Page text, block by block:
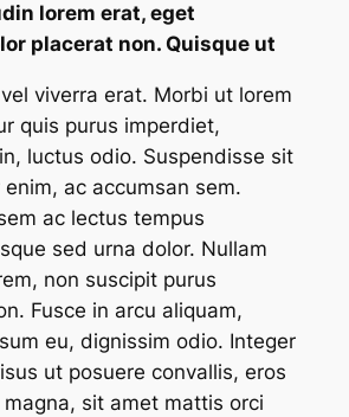
lorem erat, eget
placerat non. Quisque ut
viverra erat. Morbi ut lorem
quis purus imperdiet,
luctus odio. Suspendisse sit
ac accumsan sem.
ac lectus tempus
sed urna dolor. Nullam
non suscipit purus
Fusce in arcu aliquam,
eu, dignissim odio. Integer
ut posuere convallis, eros
sit amet mattis orci